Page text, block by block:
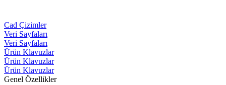
Cad Çizimler
Veri Sayfaları
Veri Sayfaları
Ürün Klavuzlar
Ürün Klavuzlar
Ürün Klavuzlar
Genel Özellikler